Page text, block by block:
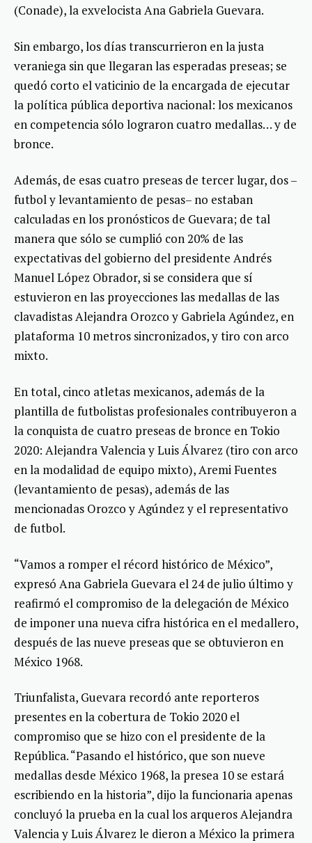
(Conade), la exvelocista Ana Gabriela Guevara.
Sin embargo, los días transcurrieron en la justa
veraniega sin que llegaran las esperadas preseas; se
quedó corto el vaticinio de la encargada de ejecutar
la política pública deportiva nacional: los mexicanos
en competencia sólo lograron cuatro medallas… y de
bronce.
Además, de esas cuatro preseas de tercer lugar, dos –
futbol y levantamiento de pesas– no estaban
calculadas en los pronósticos de Guevara; de tal
manera que sólo se cumplió con 20% de las
expectativas del gobierno del presidente Andrés
Manuel López Obrador, si se considera que sí
estuvieron en las proyecciones las medallas de las
clavadistas Alejandra Orozco y Gabriela Agúndez, en
plataforma 10 metros sincronizados, y tiro con arco
mixto.
En total, cinco atletas mexicanos, además de la
plantilla de futbolistas profesionales contribuyeron a
la conquista de cuatro preseas de bronce en Tokio
2020: Alejandra Valencia y Luis Álvarez (tiro con arco
en la modalidad de equipo mixto), Aremi Fuentes
(levantamiento de pesas), además de las
mencionadas Orozco y Agúndez y el representativo
de futbol.
“Vamos a romper el récord histórico de México”,
expresó Ana Gabriela Guevara el 24 de julio último y
reafirmó el compromiso de la delegación de México
de imponer una nueva cifra histórica en el medallero,
después de las nueve preseas que se obtuvieron en
México 1968.
Triunfalista, Guevara recordó ante reporteros
presentes en la cobertura de Tokio 2020 el
compromiso que se hizo con el presidente de la
República. “Pasando el histórico, que son nueve
medallas desde México 1968, la presea 10 se estará
escribiendo en la historia”, dijo la funcionaria apenas
concluyó la prueba en la cual los arqueros Alejandra
Valencia y Luis Álvarez le dieron a México la primera